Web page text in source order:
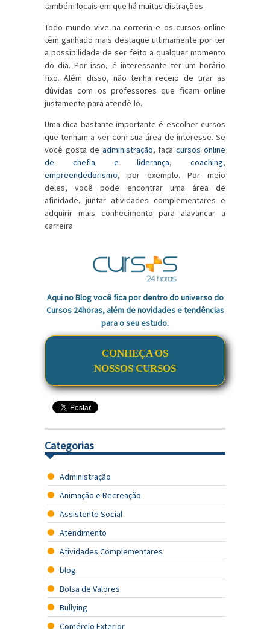
também locais em que há muitas distrações.
Todo mundo vive na correria e os cursos online
têm ganhado mais destaque ultimamente por ter
a possibilidade de ser feito a qualquer momento
do dia. Por isso, é interessante ter um horário
fixo. Além disso, não tenha receio de tirar as
dúvidas com os professores que ficam online
justamente para atendê-lo.
Uma dica bastante importante é escolher cursos
que tenham a ver com sua área de interesse. Se
você gosta de administração, façacursos online
de chefia e liderança, coaching,
empreendedorismo, por exemplo. Por meio
deles, você pode encontrar uma área de
afinidade, juntar atividades complementares e
adquirir mais conhecimento para alavancar a
carreira.
Aqui no Blog você fica por dentro do universo do
Cursos 24horas, além de novidades e tendências
para o seu estudo.
CONHEÇA OS
NOSSOS CURSOS
Categorias
Administração
Animação e Recreação
Assistente Social
Atendimento
Atividades Complementares
blog
Bolsa de Valores
Bullying
Comércio Exterior